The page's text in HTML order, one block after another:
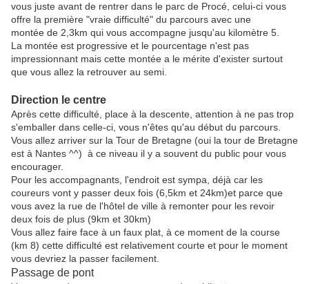
vous juste avant de rentrer dans le parc de Procé, celui-ci vous
offre la première "vraie difficulté" du parcours avec une
montée de 2,3km qui vous accompagne jusqu'au kilomètre 5.
La montée est progressive et le pourcentage n'est pas
impressionnant mais cette montée a le mérite d'exister surtout
que vous allez la retrouver au semi.
Direction le centre
Après cette difficulté, place à la descente, attention à ne pas trop
s'emballer dans celle-ci, vous n'êtes qu'au début du parcours.
Vous allez arriver sur la Tour de Bretagne (oui la tour de Bretagne
est à Nantes ^^) à ce niveau il y a souvent du public pour vous
encourager.
Pour les accompagnants, l'endroit est sympa, déjà car les
coureurs vont y passer deux fois (6,5km et 24km)et parce que
vous avez la rue de l'hôtel de ville à remonter pour les revoir
deux fois de plus (9km et 30km)
Vous allez faire face à un faux plat, à ce moment de la course
(km 8) cette difficulté est relativement courte et pour le moment
vous devriez la passer facilement.
Passage de pont